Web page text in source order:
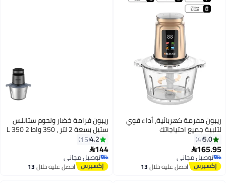
ريبون مفرمة كهربائية، أداء قوي
لتلبية جميع احتياجاتك
5.0
4
165.95
توصيل مجاني
توصيل مجانياحصل عليه خلال13
ريبون فرامة خضار ولحوم ستانلس
ستيل بسعة 2 لتر ، 350 واط 2 L 350
W RE-2-162 فضي
4.2
15
144
توصيل مجاني
توصيل مجانياحصل عليه خلال13